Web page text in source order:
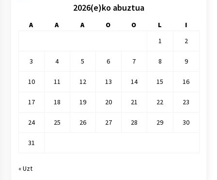
2026(e)ko abuztua
A A A O O L
I
1
2
3 4 5 6 7 8 9
10 11 12 13 14 15 16
17 18 19 20 21 22 23
24 25 26 27 28 29 30
31
« Uzt